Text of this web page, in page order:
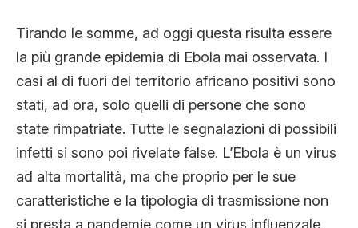
Tirando le somme, ad oggi questa risulta essere
la più grande epidemia di Ebola mai osservata. I
casi al di fuori del territorio africano positivi sono
stati, ad ora, solo quelli di persone che sono
state rimpatriate. Tutte le segnalazioni di possibili
infetti si sono poi rivelate false. L’Ebola è un virus
ad alta mortalità, ma che proprio per le sue
caratteristiche e la tipologia di trasmissione non
si presta a pandemie come un virus influenzale.